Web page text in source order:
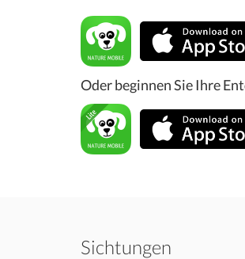
Oder beginnen Sie Ihre
Sichtungen